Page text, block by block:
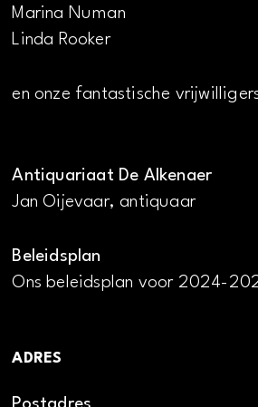
Marina Numan
Linda Rooker
en onze fantastische
Antiquariaat De Alkenaer
Jan Oijevaar, antiquaar
Beleidsplan
Ons beleidsplan voor 2024-
ADRES